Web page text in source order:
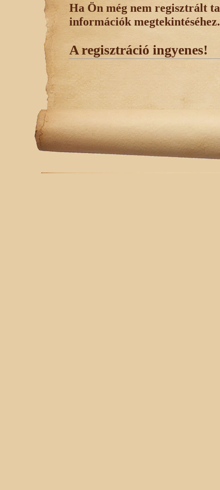
Ha Ön még nem regisztrált
információk megtekintéséhez.
A regisztráció ingyenes!